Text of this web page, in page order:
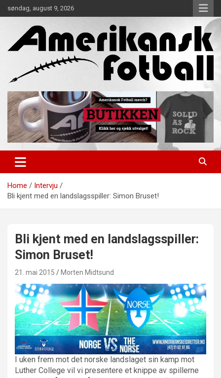
to
søndag, august 9, 2026
Amerikansk Fotball
Home
Intervju
Bli kjent med en landslagsspiller: Simon Bruset!
Bli kjent med en landslagsspiller:
Simon Bruset!
21. mai 2015 Morten Midtsund
I uken frem mot det norske landslaget sin kamp mot
Luther College vil vi presentere et knippe av spillerne